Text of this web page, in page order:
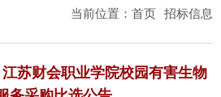
当前位置： 首页 招标信息
江苏财会职业学院校园有害生物